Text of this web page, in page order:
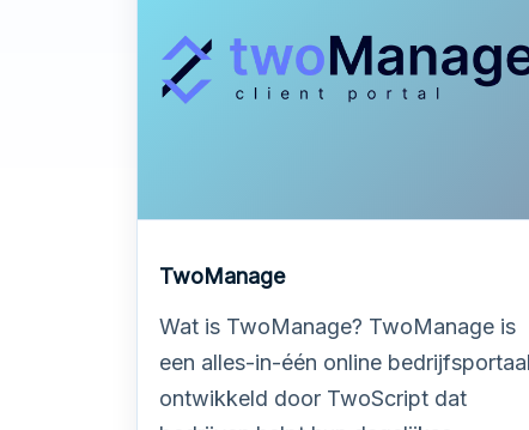
TwoManage
Wat is TwoManage? TwoManage is
een alles-in-één online bedrijfsportaal
ontwikkeld door TwoScript dat